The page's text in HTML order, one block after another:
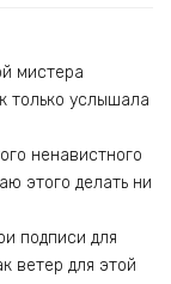
мистера
только услышала
ненавистного
этого делать ни
подписи для
ветер для этой